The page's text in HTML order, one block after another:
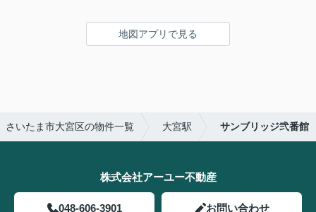
地図アプリで見る
さいたま市大宮区の物件一覧 大宮駅 サンブリッジ弐番館
株式会社アーユー不動産
048-606-3901 お問い合わせ